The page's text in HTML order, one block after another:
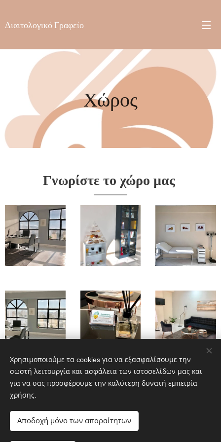
Διαιτολογικό Γραφείο
Χώρος
Γνωρίστε το χώρο μας
Ελ. Βενιζέλου 168, Καλλιθέα, Τηλ: 2130001544
Χρησιμοποιούμε τα cookies για να εξασφαλίσουμε την
σωστή λειτουργία και ασφάλεια των ιστοσελίδων μας και
για να σας προσφέρουμε την καλύτερη δυνατή εμπειρία
χρήσης.
Αποδοχή μόνο των απαραίτητων